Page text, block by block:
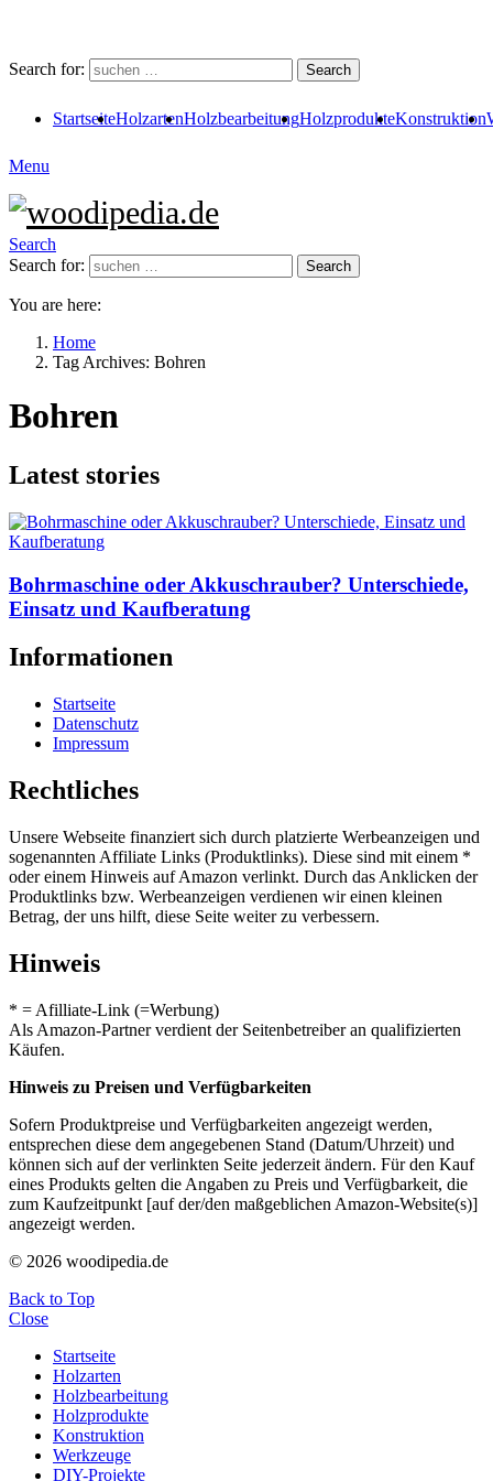
Search for: Search
StartseiteHolzartenHolzbearbeitungHolzprodukteKonstruktion
Menu
Search
Search for:
Search
You are here:
Home
Tag Archives: Bohren
Bohren
Latest stories
Bohrmaschine oder Akkuschrauber? Unterschiede,
Einsatz und Kaufberatung
Informationen
Startseite
Datenschutz
Impressum
Rechtliches
Unsere Webseite finanziert sich durch platzierte Werbeanzeigen und
sogenannten Affiliate Links (Produktlinks). Diese sind mit einem *
oder einem Hinweis auf Amazon verlinkt. Durch das Anklicken der
Produktlinks bzw. Werbeanzeigen verdienen wir einen kleinen
Betrag, der uns hilft, diese Seite weiter zu verbessern.
Hinweis
* = Afilliate-Link (=Werbung)
Als Amazon-Partner verdient der Seitenbetreiber an qualifizierten
Käufen.
Hinweis zu Preisen und Verfügbarkeiten
Sofern Produktpreise und Verfügbarkeiten angezeigt werden,
entsprechen diese dem angegebenen Stand (Datum/Uhrzeit) und
können sich auf der verlinkten Seite jederzeit ändern. Für den Kauf
eines Produkts gelten die Angaben zu Preis und Verfügbarkeit, die
zum Kaufzeitpunkt [auf der/den maßgeblichen Amazon-Website(s)]
angezeigt werden.
© 2026 woodipedia.de
Back to Top
Close
Startseite
Holzarten
Holzbearbeitung
Holzprodukte
Konstruktion
Werkzeuge
DIY-Projekte